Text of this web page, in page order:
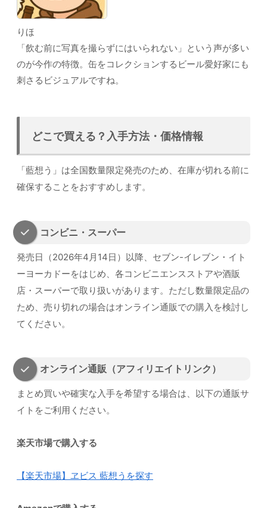
りほ
「飲む前に写真を撮らずにはいられない」という声が多い
のが今作の特徴。缶をコレクションするビール愛好家にも
刺さるビジュアルですね。
どこで買える？入手方法・価格情報
「藍想う」は全国数量限定発売のため、在庫が切れる前に
確保することをおすすめします。
コンビニ・スーパー
発売日（2026年4月14日）以降、セブン-イレブン・イト
ーヨーカドーをはじめ、各コンビニエンスストアや酒販
店・スーパーで取り扱いがあります。ただし数量限定品の
ため、売り切れの場合はオンライン通販での購入を検討し
てください。
オンライン通販（アフィリエイトリンク）
まとめ買いや確実な入手を希望する場合は、以下の通販サ
イトをご利用ください。
楽天市場で購入する
【楽天市場】ヱビス 藍想うを探す